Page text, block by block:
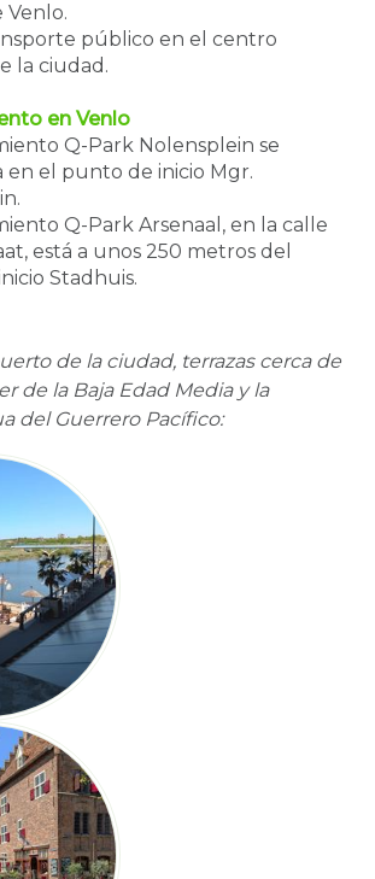
público en el centro
la ciudad.
en Venlo
Q-Park Nolensplein se
el punto de inicio Mgr.
Q-Park Arsenaal, en la calle
está a unos 250 metros del
Stadhuis.
de la ciudad, terrazas cerca de
de la Baja Edad Media y la
del Guerrero Pacífico: